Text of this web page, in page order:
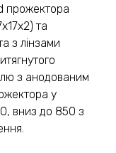
прожектора
та
з лінзами
з анодованим
у
вниз до 850 з